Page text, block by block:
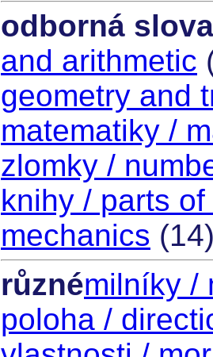
odborná slova
and arithmetic
geometry and
matematiky /
zlomky /
knihy / parts
mechanics
různémilníky /
poloha /